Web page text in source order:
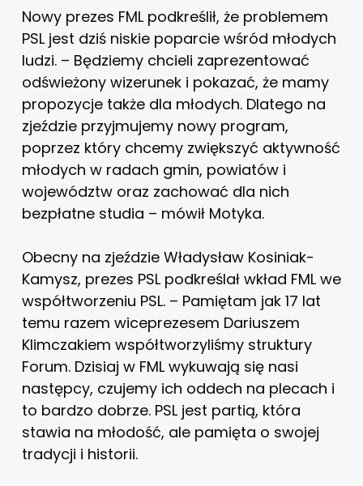
Nowy prezes FML podkreślił, że problemem
PSL jest dziś niskie poparcie wśród młodych
ludzi. – Będziemy chcieli zaprezentować
odświeżony wizerunek i pokazać, że mamy
propozycje także dla młodych. Dlatego na
zjeździe przyjmujemy nowy program,
poprzez który chcemy zwiększyć aktywność
młodych w radach gmin, powiatów i
województw oraz zachować dla nich
bezpłatne studia – mówił Motyka.
Obecny na zjeździe Władysław Kosiniak-
Kamysz, prezes PSL podkreślał wkład FML we
współtworzeniu PSL. – Pamiętam jak 17 lat
temu razem wiceprezesem Dariuszem
Klimczakiem współtworzyliśmy struktury
Forum. Dzisiaj w FML wykuwają się nasi
następcy, czujemy ich oddech na plecach i
to bardzo dobrze. PSL jest partią, która
stawia na młodość, ale pamięta o swojej
tradycji i historii.